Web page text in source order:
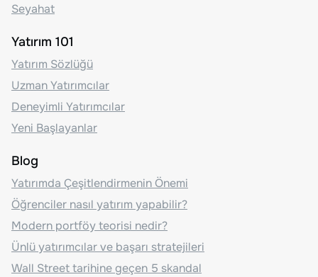
Seyahat
Yatırım 101
Yatırım Sözlüğü
Uzman Yatırımcılar
Deneyimli Yatırımcılar
Yeni Başlayanlar
Blog
Yatırımda Çeşitlendirmenin Önemi
Öğrenciler nasıl yatırım yapabilir?
Modern portföy teorisi nedir?
Ünlü yatırımcılar ve başarı stratejileri
Wall Street tarihine geçen 5 skandal